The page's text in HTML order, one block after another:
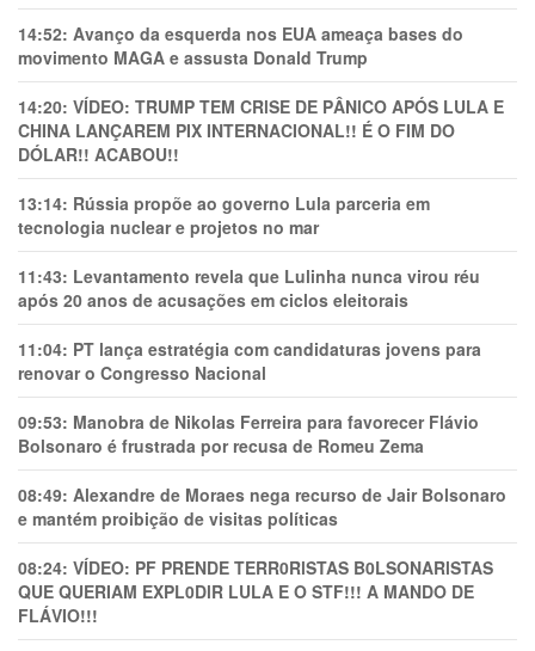
14:52: Avanço da esquerda nos EUA ameaça bases do
movimento MAGA e assusta Donald Trump
14:20: VÍDEO: TRUMP TEM CRlSE DE PÂNlCO APÓS LULA E
CHINA LANÇAREM PIX INTERNACIONAL!! É O FIM DO
DÓLAR!! ACABOU!!
13:14: Rússia propõe ao governo Lula parceria em
tecnologia nuclear e projetos no mar
11:43: Levantamento revela que Lulinha nunca virou réu
após 20 anos de acusações em ciclos eleitorais
11:04: PT lança estratégia com candidaturas jovens para
renovar o Congresso Nacional
09:53: Manobra de Nikolas Ferreira para favorecer Flávio
Bolsonaro é frustrada por recusa de Romeu Zema
08:49: Alexandre de Moraes nega recurso de Jair Bolsonaro
e mantém proibição de visitas políticas
08:24: VÍDEO: PF PRENDE TERR0RlSTAS B0LSONARlSTAS
QUE QUERIAM EXPL0DlR LULA E O STF!!! A MANDO DE
FLÁVIO!!!